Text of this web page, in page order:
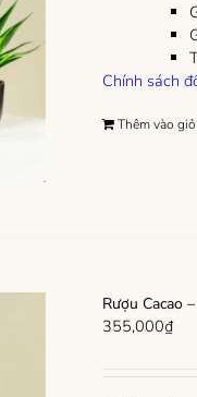
Chính sách
Thêm vào
Rượu Cacao
355,000₫